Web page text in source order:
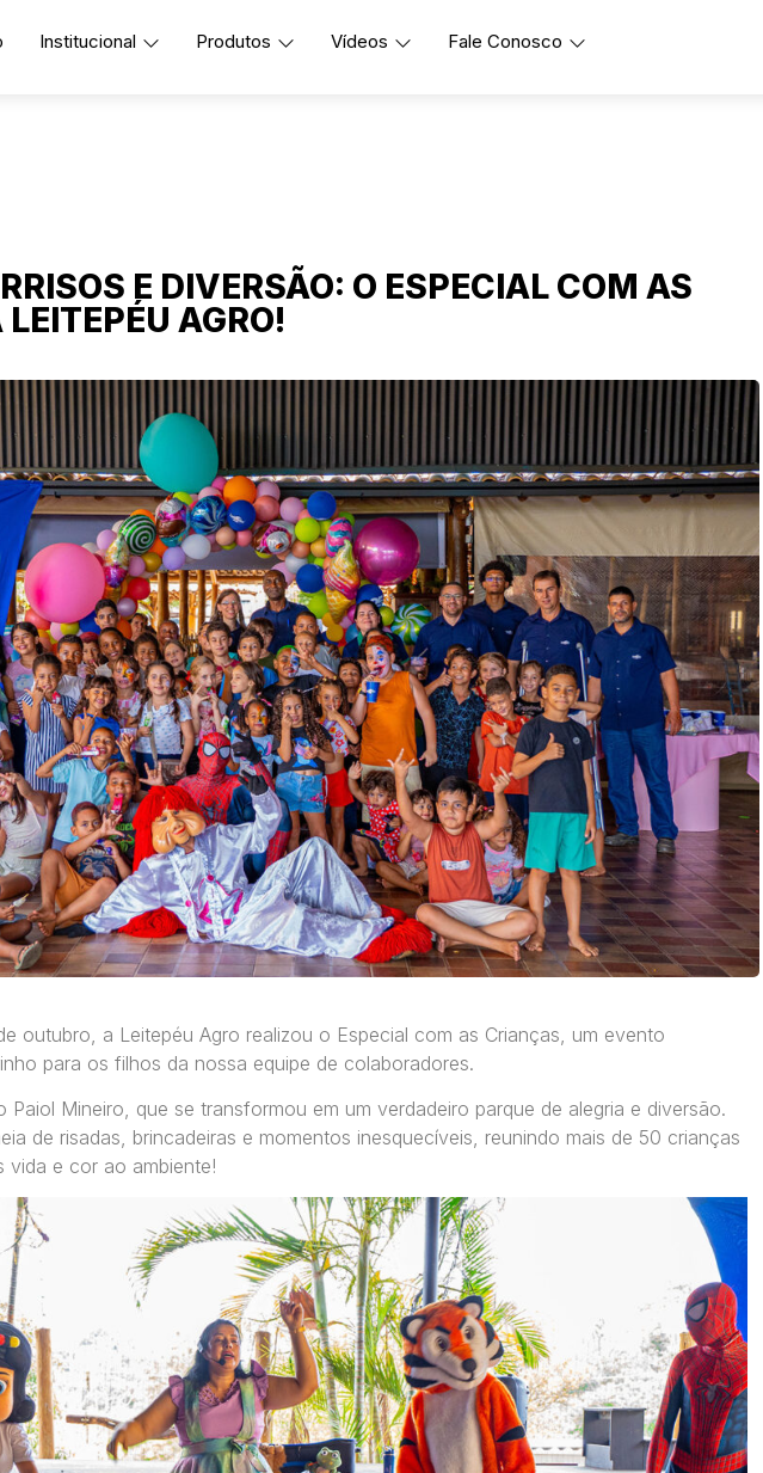
Institucional Produtos Vídeos Fale Conosco
E DIVERSÃO: O ESPECIAL COM AS
AGRO!
outubro, a Leitepéu Agro realizou o Especial com as Crianças, um evento
para os filhos da nossa equipe de colaboradores.
Mineiro, que se transformou em um verdadeiro parque de alegria e diversão.
de risadas, brincadeiras e momentos inesquecíveis, reunindo mais de 50 crianças
vida e cor ao ambiente!